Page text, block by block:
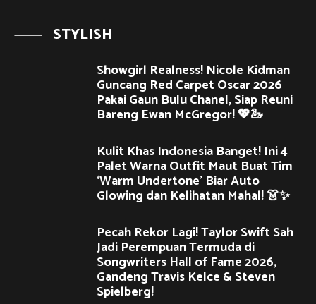
STYLISH
Showgirl Realness! Nicole Kidman
Guncang Red Carpet Oscar 2026
Pakai Gaun Bulu Chanel, Siap Reuni
Bareng Ewan McGregor! 💖🦢
Kulit Khas Indonesia Banget! Ini 4
Palet Warna Outfit Maut Buat Tim
‘Warm Undertone’ Biar Auto
Glowing dan Kelihatan Mahal! 👗✨
Pecah Rekor Lagi! Taylor Swift Sah
Jadi Perempuan Termuda di
Songwriters Hall of Fame 2026,
Gandeng Travis Kelce & Steven
Spielberg!